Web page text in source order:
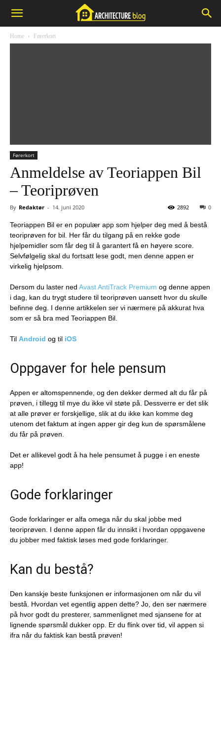
Home Førerkort
Førerkort
Anmeldelse av Teoriappen Bil
– Teoriprøven
By Redaktør - 14. juni 2020 0
2892
Teoriappen Bil er en populær app som hjelper deg med å bestå
teoriprøven for bil. Her får du tilgang på en rekke gode
hjelpemidler som får deg til å garantert få en høyere score.
Selvfølgelig skal du fortsatt lese godt, men denne appen er
virkelig hjelpsom.
Dersom du laster ned Avast AntiTrack Premium og denne appen
i dag, kan du trygt studere til teoriprøven uansett hvor du skulle
befinne deg. I denne artikkelen ser vi nærmere på akkurat hva
som er så bra med Teoriappen Bil.
Til Android og til iOS
Oppgaver for hele pensum
Appen er altomspennende, og den dekker dermed alt du får på
prøven, i tillegg til mye du ikke vil støte på. Dessverre er det slik
at alle prøver er forskjellige, slik at du ikke kan komme deg
utenom det faktum at ingen apper gir deg kun de spørsmålene
du får på prøven.
Det er allikevel godt å ha hele pensumet å pugge i en eneste
app!
Gode forklaringer
Gode forklaringer er alfa omega når du skal jobbe med
teoriprøven. I denne appen får du innsikt i hvordan oppgavene
du jobber med faktisk løses med gode forklaringer.
Kan du bestå?
Den kanskje beste funksjonen er informasjonen om når du vil
bestå. Hvordan vet egentlig appen dette? Jo, den ser nærmere
på hvor godt du presterer, sammenlignet med sjansene for at
lignende spørsmål dukker opp. Er du flink over tid, vil appen si
ifra når du faktisk kan bestå prøven!